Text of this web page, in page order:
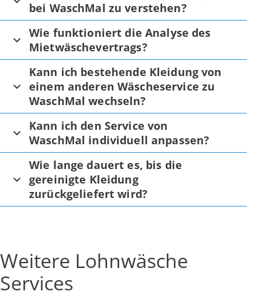
bei WaschMal zu verstehen?
Wie funktioniert die Analyse des
Mietwäschevertrags?
Kann ich bestehende Kleidung von
einem anderen Wäscheservice zu
WaschMal wechseln?
Kann ich den Service von
WaschMal individuell anpassen?
Wie lange dauert es, bis die
gereinigte Kleidung
zurückgeliefert wird?
Weitere Lohnwäsche
Services